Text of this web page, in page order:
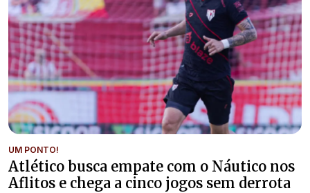
UM PONTO!
Atlético busca empate com o Náutico nos
Aflitos e chega a cinco jogos sem derrota